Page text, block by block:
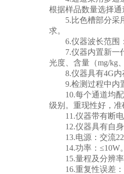
根据样品数量选择
5.比色槽部分采
求。
6.仪器波长范围
7.仪器内置新一
光度、含量（mg/kg
8.仪器具有4G
9.检测过程中内
10.每个通道均
级别。重现性好，准
11.仪器带有断
12.仪器具有自
13.电源：交流
14.功率：≤10W
15.量程及分辨
16.重复性误差